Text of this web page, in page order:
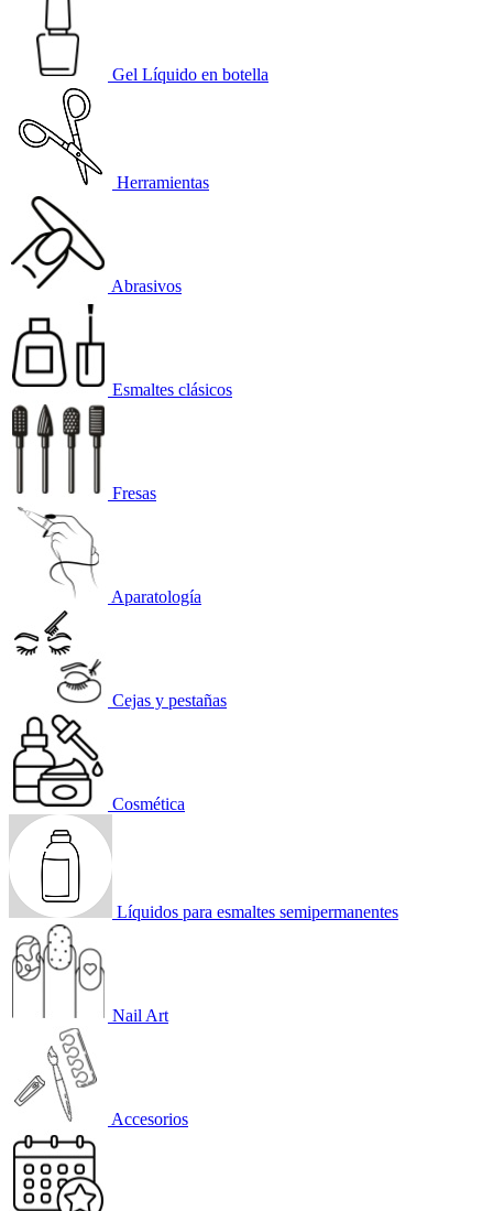
Gel Líquido en botella
Herramientas
Abrasivos
Esmaltes clásicos
Fresas
Aparatología
Cejas y pestañas
Cosmética
Líquidos para esmaltes semipermanentes
Nail Art
Accesorios